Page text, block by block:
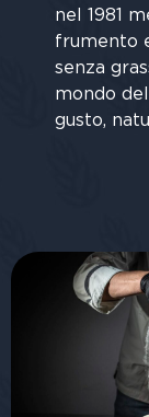
nel 1981
frumento
senza
mondo
gusto,